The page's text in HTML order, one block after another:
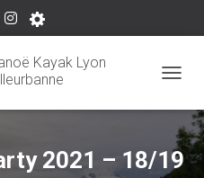
Kayak Lyon
2021 – 18/19